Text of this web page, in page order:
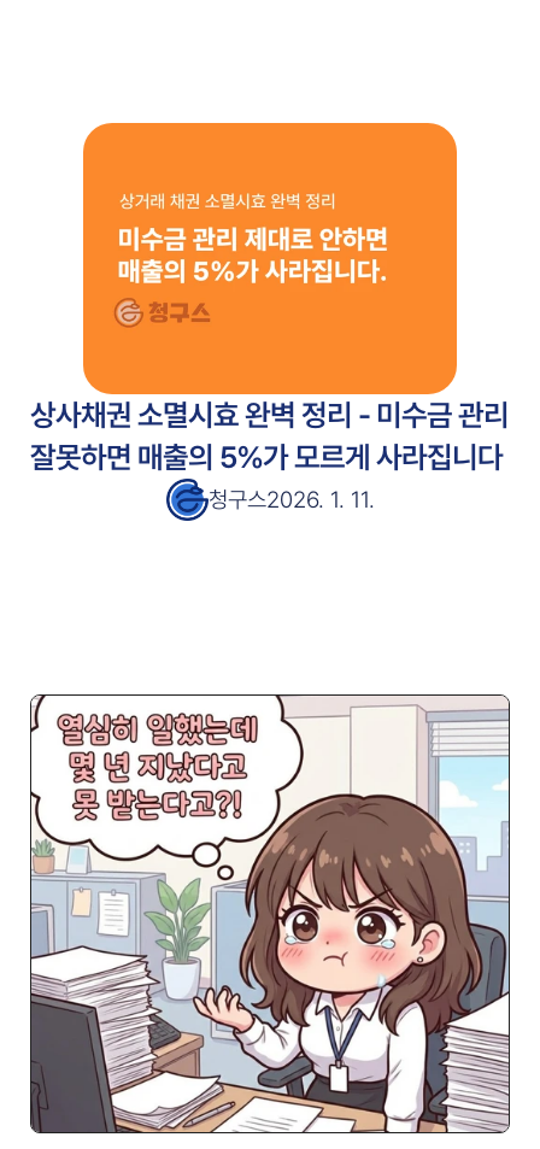
상사채권 소멸시효 완벽 정리 - 미수금 관리
잘못하면 매출의 5%가 모르게 사라집니다
청구스2026. 1. 11.
고객 사례
고객 사례
서비스 소개서
서비스 소개서
블로그
블로그
가격 안내